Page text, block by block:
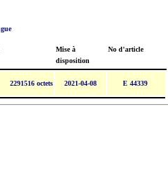
Mise à
disposition
No d'article
2291516 octets 2021-04-08 E 44339